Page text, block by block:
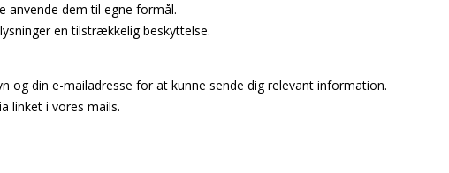
anvende dem til egne formål.
en tilstrækkelig beskyttelse.
og din e-mailadresse for at kunne sende dig relevant information.
linket i vores mails.